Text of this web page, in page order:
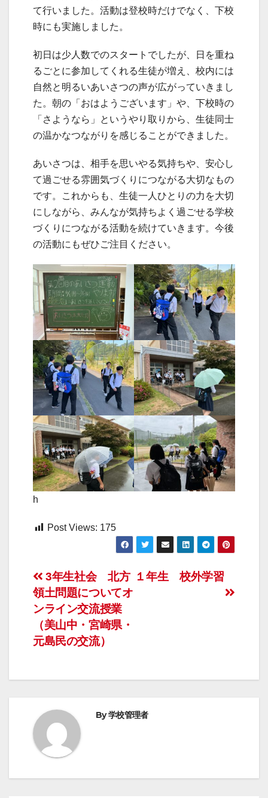
て行いました。活動は登校時だけでなく、下校
時にも実施しました。
初日は少人数でのスタートでしたが、日を重ね
るごとに参加してくれる生徒が増え、校内には
自然と明るいあいさつの声が広がっていきまし
た。朝の「おはようございます」や、下校時の
「さようなら」というやり取りから、生徒同士
の温かなつながりを感じることができました。
あいさつは、相手を思いやる気持ちや、安心し
て過ごせる雰囲気づくりにつながる大切なもの
です。これからも、生徒一人ひとりの力を大切
にしながら、みんなが気持ちよく過ごせる学校
づくりにつながる活動を続けていきます。今後
の活動にもぜひご注目ください。
h
Post Views: 175
投
稿
ナ
ゲ
シ
ョ
ン
１年生 校外学習
3年生社会 北方
領土問題についてオ
ンライン交流授業
（美山中・宮崎県・
元島民の交流）
By学校管理者